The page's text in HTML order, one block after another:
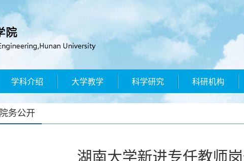
学科介绍 大学教学 科学研究 科研机构
院务公开
湖南大学新进专任教师